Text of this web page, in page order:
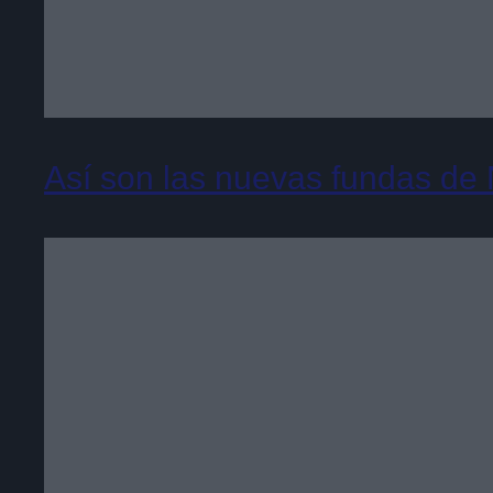
Así son las nuevas fundas de